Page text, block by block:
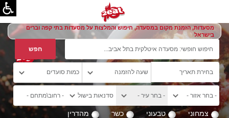
מסעדות, הזמנת מקום במסעדה, חיפוש והמלצות על מסעדות בתי קפה וברים
בישראל
צמחוני טבעוני כשר מהדרין